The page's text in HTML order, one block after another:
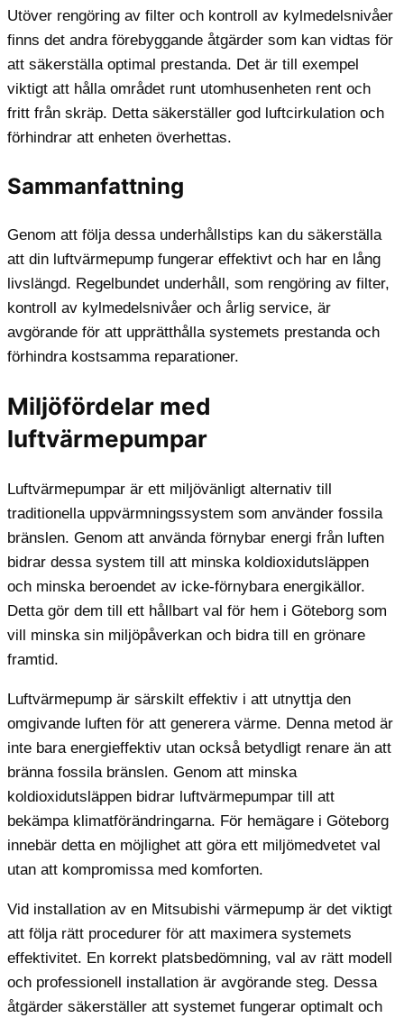
Utöver rengöring av filter och kontroll av kylmedelsnivåer
finns det andra förebyggande åtgärder som kan vidtas för
att säkerställa optimal prestanda. Det är till exempel
viktigt att hålla området runt utomhusenheten rent och
fritt från skräp. Detta säkerställer god luftcirkulation och
förhindrar att enheten överhettas.
Sammanfattning
Genom att följa dessa underhållstips kan du säkerställa
att din luftvärmepump fungerar effektivt och har en lång
livslängd. Regelbundet underhåll, som rengöring av filter,
kontroll av kylmedelsnivåer och årlig service, är
avgörande för att upprätthålla systemets prestanda och
förhindra kostsamma reparationer.
Miljöfördelar med
luftvärmepumpar
Luftvärmepumpar är ett miljövänligt alternativ till
traditionella uppvärmningssystem som använder fossila
bränslen. Genom att använda förnybar energi från luften
bidrar dessa system till att minska koldioxidutsläppen
och minska beroendet av icke-förnybara energikällor.
Detta gör dem till ett hållbart val för hem i Göteborg som
vill minska sin miljöpåverkan och bidra till en grönare
framtid.
Luftvärmepump är särskilt effektiv i att utnyttja den
omgivande luften för att generera värme. Denna metod är
inte bara energieffektiv utan också betydligt renare än att
bränna fossila bränslen. Genom att minska
koldioxidutsläppen bidrar luftvärmepumpar till att
bekämpa klimatförändringarna. För hemägare i Göteborg
innebär detta en möjlighet att göra ett miljömedvetet val
utan att kompromissa med komforten.
Vid installation av en Mitsubishi värmepump är det viktigt
att följa rätt procedurer för att maximera systemets
effektivitet. En korrekt platsbedömning, val av rätt modell
och professionell installation är avgörande steg. Dessa
åtgärder säkerställer att systemet fungerar optimalt och